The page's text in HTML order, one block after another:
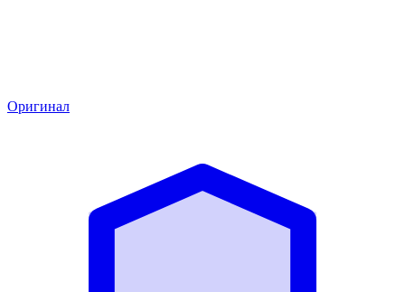
Оригинал